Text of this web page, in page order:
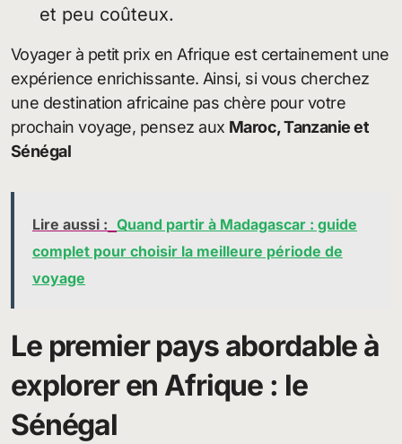
et peu coûteux.
Voyager à petit prix en Afrique est certainement une
expérience enrichissante. Ainsi, si vous cherchez
une destination africaine pas chère pour votre
prochain voyage, pensez aux Maroc, Tanzanie et
Sénégal
Lire aussi : Quand partir à Madagascar : guide
complet pour choisir la meilleure période de
voyage
Le premier pays abordable à
explorer en Afrique : le
Sénégal